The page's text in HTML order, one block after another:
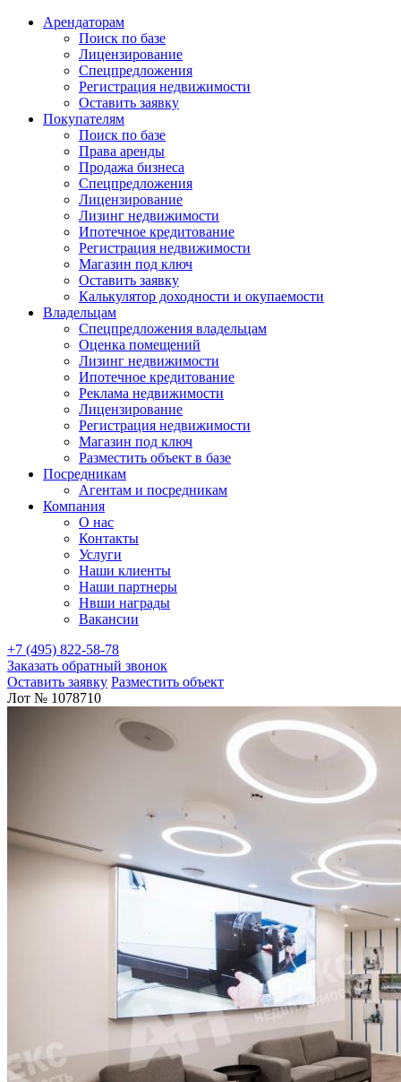
Арендаторам
Поиск по базе
Лицензирование
Спецпредложения
Регистрация недвижимости
Оставить заявку
Покупателям
Поиск по базе
Права аренды
Продажа бизнеса
Спецпредложения
Лицензирование
Лизинг недвижимости
Ипотечное кредитование
Регистрация недвижимости
Магазин под ключ
Оставить заявку
Калькулятор доходности и окупаемости
Владельцам
Спецпредложения владельцам
Оценка помещений
Лизинг недвижимости
Ипотечное кредитование
Реклама недвижимости
Лицензирование
Регистрация недвижимости
Магазин под ключ
Разместить объект в базе
Посредникам
Агентам и посредникам
Компания
О нас
Контакты
Услуги
Наши клиенты
Наши партнеры
Нвши награды
Вакансии
+7 (495) 822-58-78
Заказать обратный звонок
Оставить заявку Разместить объект
Лот № 1078710